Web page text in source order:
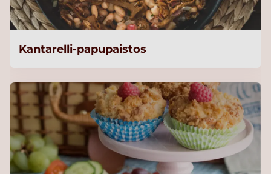
Kantarelli-papupaistos